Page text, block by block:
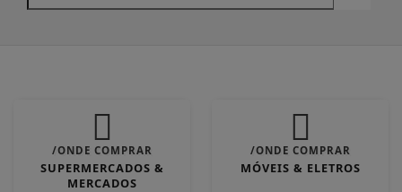
/ONDE COMPRAR
SUPERMERCADOS &
MERCADOS
/ONDE COMPRAR
MÓVEIS & ELETROS